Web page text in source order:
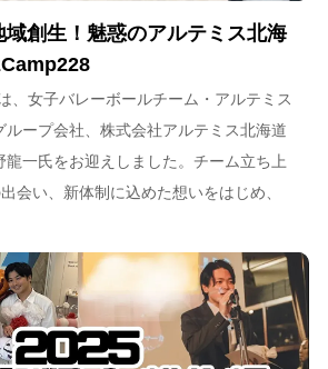
創生！魅惑のアルテミス北海
、女子バレーボールチーム・アルテミス
ループ会社、株式会社アルテミス北海道
龍一氏をお迎えしました。チーム立ち上
会い、新体制に込めた想いをはじめ、
ジョンについて語っています。